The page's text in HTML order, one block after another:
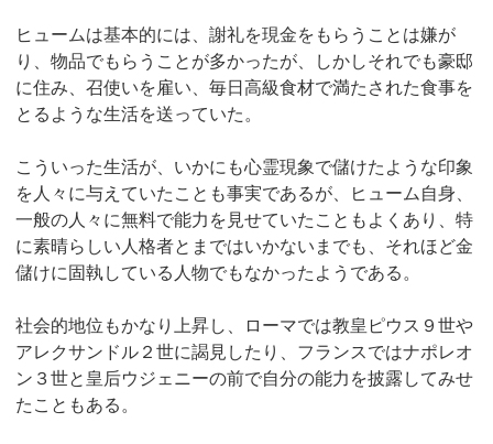
ヒュームは基本的には、謝礼を現金をもらうことは嫌が
り、物品でもらうことが多かったが、しかしそれでも豪邸
に住み、召使いを雇い、毎日高級食材で満たされた食事を
とるような生活を送っていた。
こういった生活が、いかにも心霊現象で儲けたような印象
を人々に与えていたことも事実であるが、ヒューム自身、
一般の人々に無料で能力を見せていたこともよくあり、特
に素晴らしい人格者とまではいかないまでも、それほど金
儲けに固執している人物でもなかったようである。
社会的地位もかなり上昇し、ローマでは教皇ピウス９世や
アレクサンドル２世に謁見したり、フランスではナポレオ
ン３世と皇后ウジェニーの前で自分の能力を披露してみせ
たこともある。